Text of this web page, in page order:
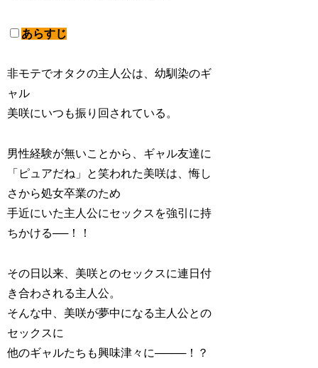
あらすじ
非モテでオタクの主人公は、幼馴染のギ
ャル
美咲にいつも振り回されている。
男性経験が無いことから、ギャル友達に
「ピュアだね」と笑われた美咲は、悔し
さから処女卒業のため
手近にいた主人公にセックスを強引に持
ちかける──！！
その日以来、美咲とのセックスに連日付
き合わされる主人公。
そんな中、美咲が夢中になる主人公との
セックスに
他のギャルたちも興味津々に────！？